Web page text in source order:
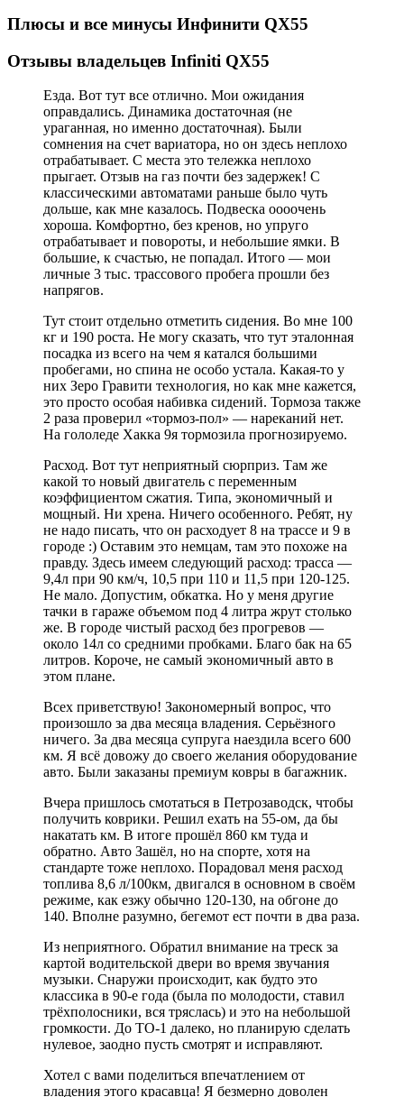
Плюсы и все минусы Инфинити QX55
Отзывы владельцев Infiniti QX55
Езда. Вот тут все отлично. Мои ожидания
оправдались. Динамика достаточная (не
ураганная, но именно достаточная). Были
сомнения на счет вариатора, но он здесь неплохо
отрабатывает. С места это тележка неплохо
прыгает. Отзыв на газ почти без задержек! С
классическими автоматами раньше было чуть
дольше, как мне казалось. Подвеска оооочень
хороша. Комфортно, без кренов, но упруго
отрабатывает и повороты, и небольшие ямки. В
большие, к счастью, не попадал. Итого — мои
личные 3 тыс. трассового пробега прошли без
напрягов.
Тут стоит отдельно отметить сидения. Во мне 100
кг и 190 роста. Не могу сказать, что тут эталонная
посадка из всего на чем я катался большими
пробегами, но спина не особо устала. Какая-то у
них Зеро Гравити технология, но как мне кажется,
это просто особая набивка сидений. Тормоза также
2 раза проверил «тормоз-пол» — нареканий нет.
На гололеде Хакка 9я тормозила прогнозируемо.
Расход. Вот тут неприятный сюрприз. Там же
какой то новый двигатель с переменным
коэффициентом сжатия. Типа, экономичный и
мощный. Ни хрена. Ничего особенного. Ребят, ну
не надо писать, что он расходует 8 на трассе и 9 в
городе :) Оставим это немцам, там это похоже на
правду. Здесь имеем следующий расход: трасса —
9,4л при 90 км/ч, 10,5 при 110 и 11,5 при 120-125.
Не мало. Допустим, обкатка. Но у меня другие
тачки в гараже объемом под 4 литра жрут столько
же. В городе чистый расход без прогревов —
около 14л со средними пробками. Благо бак на 65
литров. Короче, не самый экономичный авто в
этом плане.
Всех приветствую! Закономерный вопрос, что
произошло за два месяца владения. Серьёзного
ничего. За два месяца супруга наездила всего 600
км. Я всё довожу до своего желания оборудование
авто. Были заказаны премиум ковры в багажник.
Вчера пришлось смотаться в Петрозаводск, чтобы
получить коврики. Решил ехать на 55-ом, да бы
накатать км. В итоге прошёл 860 км туда и
обратно. Авто Зашёл, но на спорте, хотя на
стандарте тоже неплохо. Порадовал меня расход
топлива 8,6 л/100км, двигался в основном в своём
режиме, как езжу обычно 120-130, на обгоне до
140. Вполне разумно, бегемот ест почти в два раза.
Из неприятного. Обратил внимание на треск за
картой водительской двери во время звучания
музыки. Снаружи происходит, как будто это
классика в 90-е года (была по молодости, ставил
трёхполосники, вся тряслась) и это на небольшой
громкости. До ТО-1 далеко, но планирую сделать
нулевое, заодно пусть смотрят и исправляют.
Хотел с вами поделиться впечатлением от
владения этого красавца! Я безмерно доволен